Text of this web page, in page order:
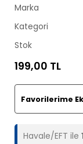
Marka
Kategori
Stok
199,00 TL
Favorilerime
Havale/EFT ile